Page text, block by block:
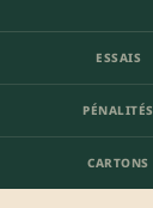
ESSAIS
PÉNALITÉS
CARTONS